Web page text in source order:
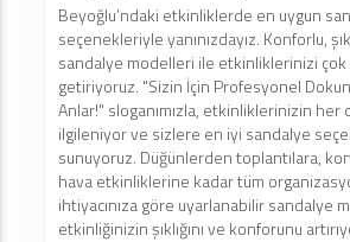
Beyoğlu’ndaki etkinliklerde en uygun
seçenekleriyle yanınızdayız. Konforlu,
sandalye modelleri ile etkinliklerinizi
getiriyoruz. "Sizin İçin Profesyonel
Anlar!" sloganımızla, etkinliklerinizin her
ilgileniyor ve sizlere en iyi sandalye
sunuyoruz. Düğünlerden toplantılara,
hava etkinliklerine kadar tüm
ihtiyacınıza göre uyarlanabilir sandalye
etkinliğinizin şıklığını ve konforunu